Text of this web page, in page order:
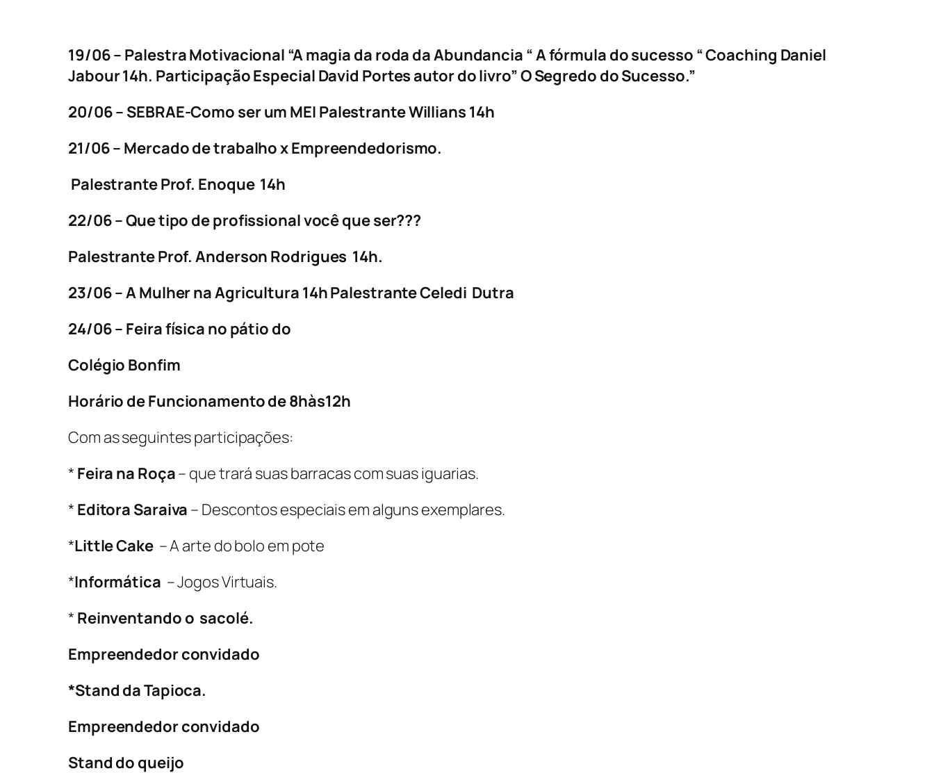
19/06 – Palestra Motivacional “A magia da roda da Abundancia “ A fórmula do sucesso “ Coaching Daniel
Jabour 14h. Participação Especial David Portes autor do livro” O Segredo do Sucesso.”
20/06 – SEBRAE-Como ser um MEI Palestrante Willians 14h
21/06 – Mercado de trabalho x Empreendedorismo.
Palestrante Prof. Enoque 14h
22/06 – Que tipo de profissional você que ser???
Palestrante Prof. Anderson Rodrigues 14h.
23/06 – A Mulher na Agricultura 14h Palestrante Celedi Dutra
24/06 – Feira física no pátio do
Colégio Bonfim
Horário de Funcionamento de 8hàs12h
Com as seguintes participações:
* Feira na Roça– que trará suas barracas com suas iguarias.
* Editora Saraiva – Descontos especiais em alguns exemplares.
*Little Cake– A arte do bolo em pote
*Informática – Jogos Virtuais.
* Reinventando o sacolé.
Empreendedor convidado
*Stand da Tapioca.
Empreendedor convidado
Stand do queijo